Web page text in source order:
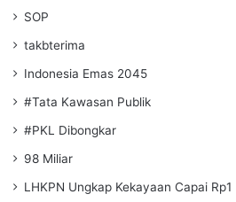
SOP
takbterima
Indonesia Emas 2045
#Tata Kawasan Publik
#PKL Dibongkar
98 Miliar
LHKPN Ungkap Kekayaan Capai Rp1